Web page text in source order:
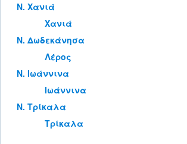
Ν. Χανιά
Χανιά
Ν. Δωδεκάνησα
Λέρος
Ν. Ιωάννινα
Ιωάννινα
Ν. Τρίκαλα
Τρίκαλα